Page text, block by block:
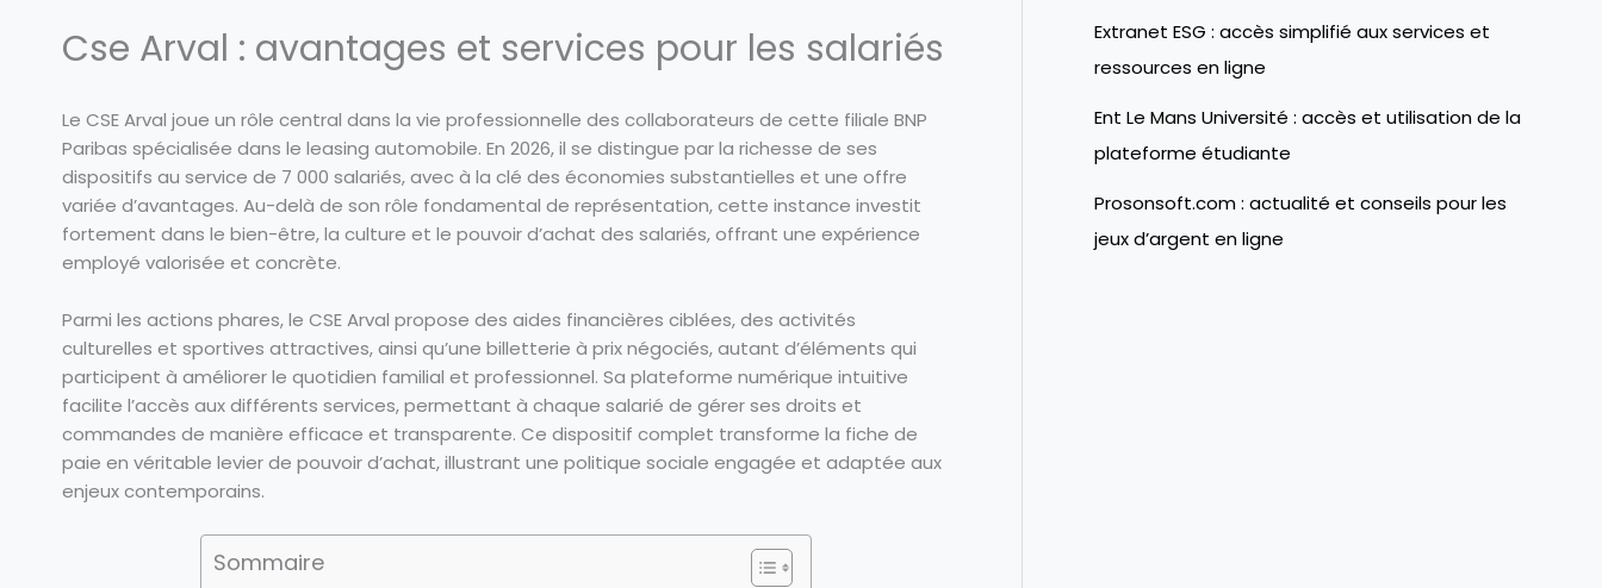
Cse Arval : avantages et services pour les salariés
Le CSE Arval joue un rôle central dans la vie professionnelle des collaborateurs de cette filiale BNP
Paribas spécialisée dans le leasing automobile. En 2026, il se distingue par la richesse de ses
dispositifs au service de 7 000 salariés, avec à la clé des économies substantielles et une offre
variée d’avantages. Au-delà de son rôle fondamental de représentation, cette instance investit
fortement dans le bien-être, la culture et le pouvoir d’achat des salariés, offrant une expérience
employé valorisée et concrète.
Parmi les actions phares, le CSE Arval propose des aides financières ciblées, des activités
culturelles et sportives attractives, ainsi qu’une billetterie à prix négociés, autant d’éléments qui
participent à améliorer le quotidien familial et professionnel. Sa plateforme numérique intuitive
facilite l’accès aux différents services, permettant à chaque salarié de gérer ses droits et
commandes de manière efficace et transparente. Ce dispositif complet transforme la fiche de
paie en véritable levier de pouvoir d’achat, illustrant une politique sociale engagée et adaptée aux
enjeux contemporains.
Sommaire
Extranet ESG : accès simplifié aux services et
ressources en ligne
Ent Le Mans Université : accès et utilisation de la
plateforme étudiante
Prosonsoft.com : actualité et conseils pour les
jeux d’argent en ligne